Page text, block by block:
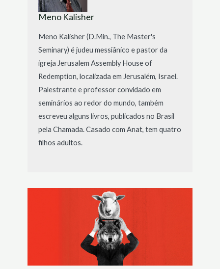
Meno Kalisher
Meno Kalisher (D.Min., The Master's
Seminary) é judeu messiânico e pastor da
igreja Jerusalem Assembly House of
Redemption, localizada em Jerusalém, Israel.
Palestrante e professor convidado em
seminários ao redor do mundo, também
escreveu alguns livros, publicados no Brasil
pela Chamada. Casado com Anat, tem quatro
filhos adultos.